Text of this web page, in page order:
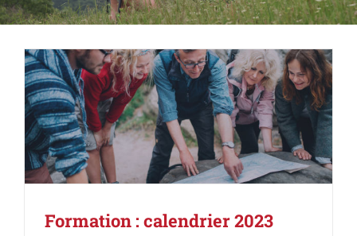
Formation : calendrier 2023